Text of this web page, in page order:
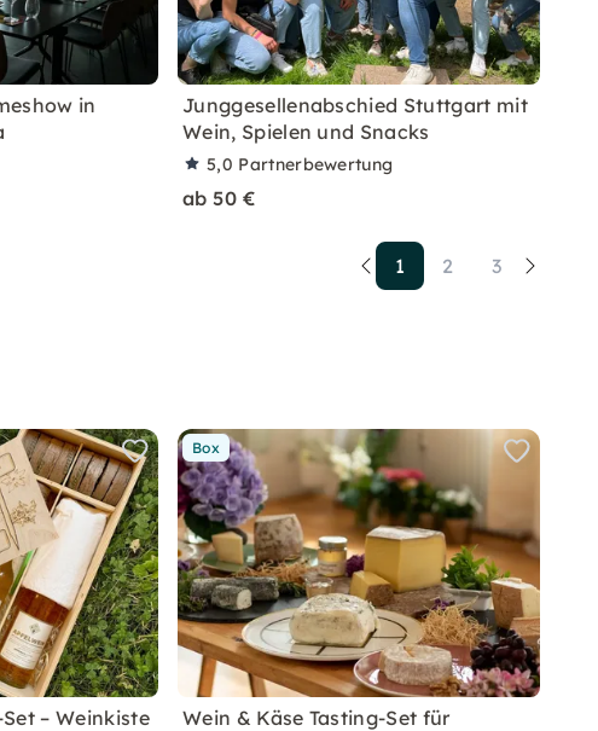
in
Junggesellenabschied Stuttgart mit
Wein, Spielen und Snacks
5,0 Partnerbewertung
ab 50 €
1 2 3
– Weinkiste
Box
Wein & Käse Tasting-Set für